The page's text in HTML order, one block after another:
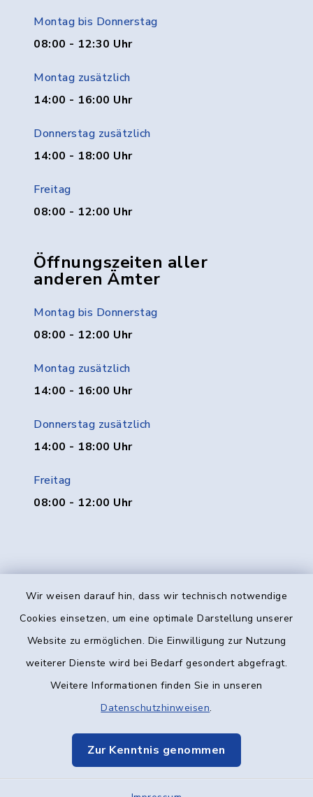
Wir weisen darauf hin, dass wir technisch notwendige
Cookies einsetzen, um eine optimale Darstellung unserer
Website zu ermöglichen. Die Einwilligung zur Nutzung
weiterer Dienste wird bei Bedarf gesondert abgefragt.
Weitere Informationen finden Sie in unseren
Datenschutzhinweisen.
Zur Kenntnis genommen
Montag bis Donnerstag
08:00 - 12:30 Uhr
Montag zusätzlich
14:00 - 16:00 Uhr
Donnerstag zusätzlich
14:00 - 18:00 Uhr
Freitag
08:00 - 12:00 Uhr
Öffnungszeiten aller
anderen Ämter
Montag bis Donnerstag
08:00 - 12:00 Uhr
Montag zusätzlich
14:00 - 16:00 Uhr
Donnerstag zusätzlich
14:00 - 18:00 Uhr
Freitag
08:00 - 12:00 Uhr
Kontakt
Datenschutz
Elektronische Kommunikation